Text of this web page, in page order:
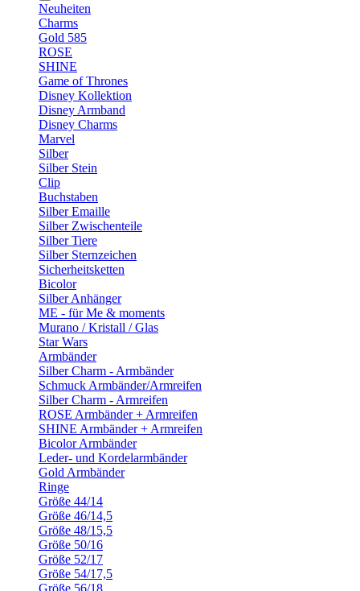
Neuheiten
Charms
Gold 585
ROSE
SHINE
Game of Thrones
Disney Kollektion
Disney Armband
Disney Charms
Marvel
Silber
Silber Stein
Clip
Buchstaben
Silber Emaille
Silber Zwischenteile
Silber Tiere
Silber Sternzeichen
Sicherheitsketten
Bicolor
Silber Anhänger
ME - für Me & moments
Murano / Kristall / Glas
Star Wars
Armbänder
Silber Charm - Armbänder
Schmuck Armbänder/Armreifen
Silber Charm - Armreifen
ROSE Armbänder + Armreifen
SHINE Armbänder + Armreifen
Bicolor Armbänder
Leder- und Kordelarmbänder
Gold Armbänder
Ringe
Größe 44/14
Größe 46/14,5
Größe 48/15,5
Größe 50/16
Größe 52/17
Größe 54/17,5
Größe 56/18